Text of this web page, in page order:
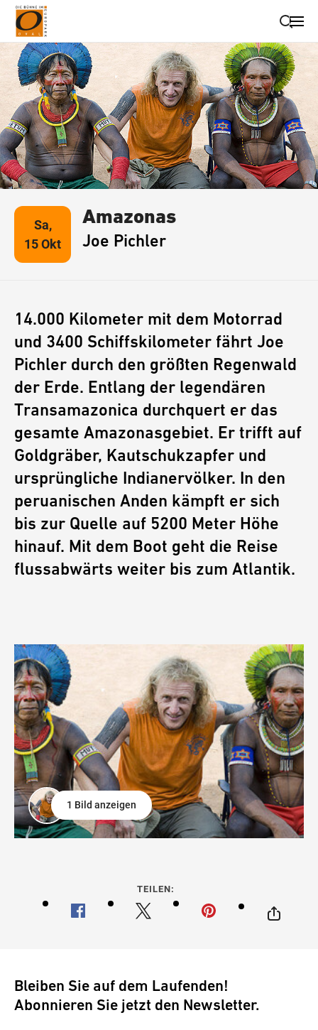
Suche schließen
Wegbeschreibung erhalten
Sa,
15 Okt
Amazonas
Joe Pichler
14.000 Kilometer mit dem Motorrad
und 3400 Schiffskilometer fährt Joe
Pichler durch den größten Regenwald
der Erde. Entlang der legendären
Transamazonica durchquert er das
gesamte Amazonasgebiet. Er trifft auf
Goldgräber, Kautschukzapfer und
ursprüngliche Indianervölker. In den
peruanischen Anden kämpft er sich
bis zur Quelle auf 5200 Meter Höhe
hinauf. Mit dem Boot geht die Reise
flussabwärts weiter bis zum Atlantik.
1 Bild anzeigen
TEILEN:
Bleiben Sie auf dem Laufenden!
Abonnieren Sie jetzt den Newsletter.